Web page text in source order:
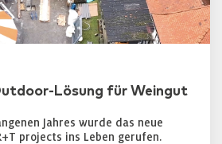
Lösung für Weingut
Jahres wurde das neue
projects ins Leben gerufen.